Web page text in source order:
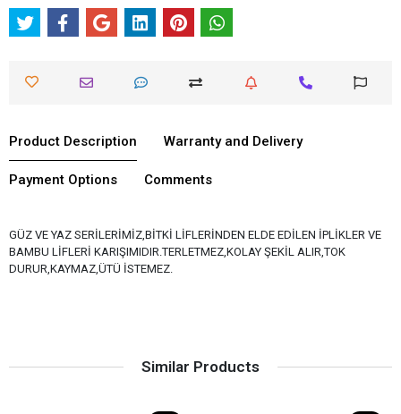
Product Description Warranty and Delivery
Payment Options Comments
GÜZ VE YAZ SERİLERİMİZ,BİTKİ LİFLERİNDEN ELDE EDİLEN İPLİKLER VE
BAMBU LİFLERİ KARIŞIMIDIR.TERLETMEZ,KOLAY ŞEKİL ALIR,TOK
DURUR,KAYMAZ,ÜTÜ İSTEMEZ.
Similar Products